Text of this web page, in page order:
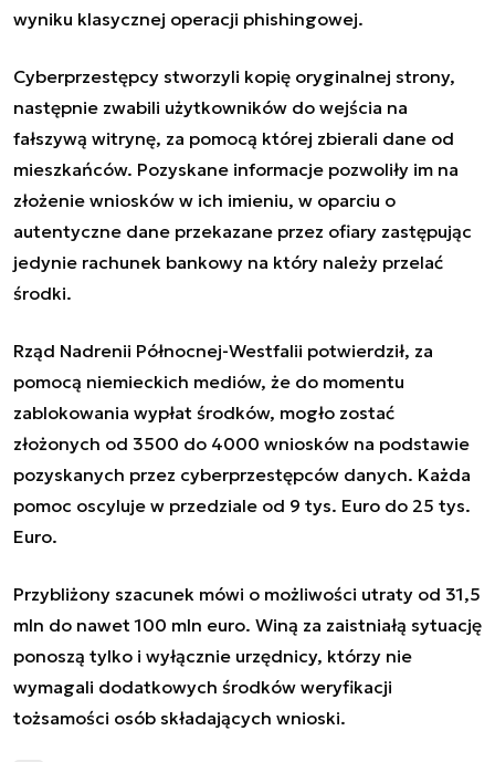
wyniku klasycznej operacji phishingowej.
Cyberprzestępcy stworzyli kopię oryginalnej strony,
następnie zwabili użytkowników do wejścia na
fałszywą witrynę, za pomocą której zbierali dane od
mieszkańców. Pozyskane informacje pozwoliły im na
złożenie wniosków w ich imieniu, w oparciu o
autentyczne dane przekazane przez ofiary zastępując
jedynie rachunek bankowy na który należy przelać
środki.
Rząd Nadrenii Północnej-Westfalii potwierdził, za
pomocą niemieckich mediów, że do momentu
zablokowania wypłat środków, mogło zostać
złożonych od 3500 do 4000 wniosków na podstawie
pozyskanych przez cyberprzestępców danych. Każda
pomoc oscyluje w przedziale od 9 tys. Euro do 25 tys.
Euro.
Przybliżony szacunek mówi o możliwości utraty od 31,5
mln do nawet 100 mln euro. Winą za zaistniałą sytuację
ponoszą tylko i wyłącznie urzędnicy, którzy nie
wymagali dodatkowych środków weryfikacji
tożsamości osób składających wnioski.